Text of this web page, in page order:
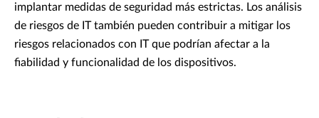
implantar medidas de seguridad más estrictas. Los análisis
de riesgos de IT también pueden contribuir a mitigar los
riesgos relacionados con IT que podrían afectar a la
fiabilidad y funcionalidad de los dispositivos.